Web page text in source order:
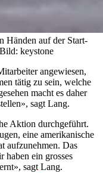
Händen auf der Start-
Bild: keystone
angewiesen,
tätig zu sein, welche
macht es daher
sagt Lang.
Aktion durchgeführt.
eine amerikanische
aufzunehmen. Das
haben ein grosses
sagt Lang.